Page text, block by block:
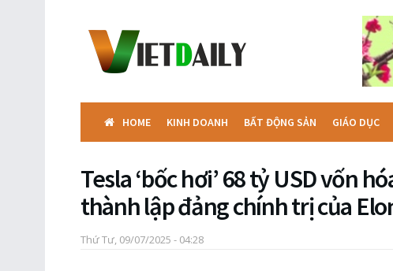
HOME KINH DOANH BẤT ĐỘNG SẢN GIÁO DỤC
Tesla ‘bốc hơi’ 68 tỷ USD vốn
thành lập đảng chính trị của
Thứ Tư, 09/07/2025 - 04:28